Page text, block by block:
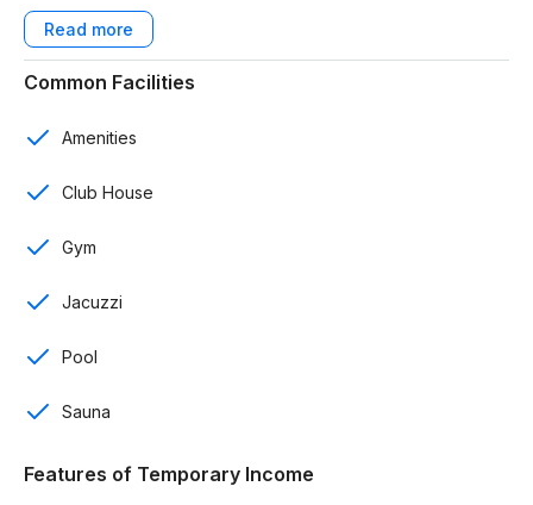
Características:
Sala
Common Facilities
Amenities
Club House
Gym
Jacuzzi
Pool
Sauna
Features of Temporary Income